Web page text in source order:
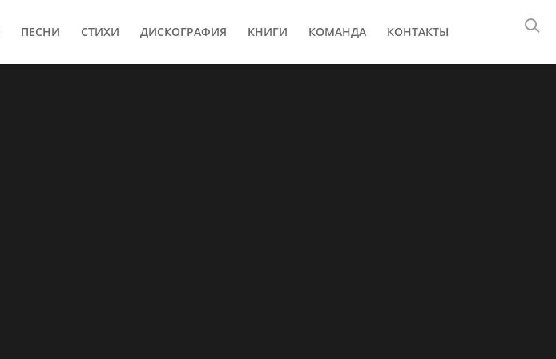
ПЕСНИ СТИХИ ДИСКОГРАФИЯ КНИГИ КОМАНДА КОНТАКТЫ